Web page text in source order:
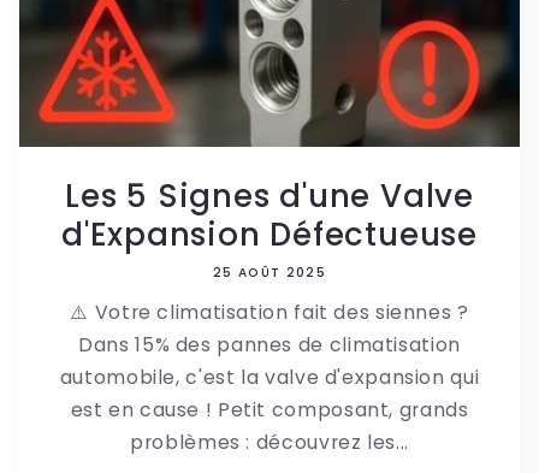
Les 5 Signes d'une Valve
d'Expansion Défectueuse
25 AOÛT 2025
⚠️ Votre climatisation fait des siennes ?
Dans 15% des pannes de climatisation
automobile, c'est la valve d'expansion qui
est en cause ! Petit composant, grands
problèmes : découvrez les...